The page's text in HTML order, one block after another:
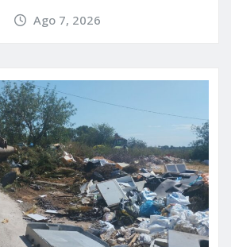
Ago 7, 2026